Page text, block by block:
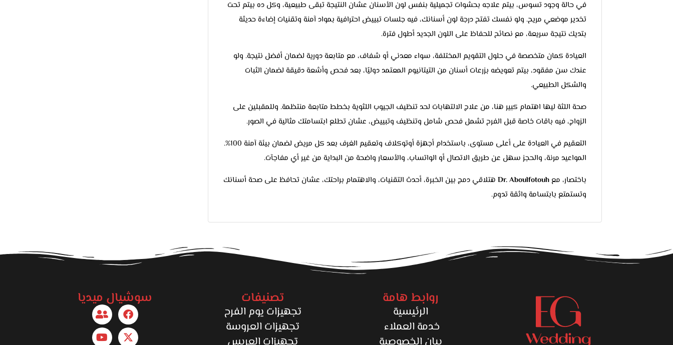
في حالة وجود تسوس، بيتم علاجه بحشوات تجميلية بنفس لون الأسنان عشان النتيجة تبقى طبيعية، وكل ده بيتم تحت
تخدير موضعي مريح. ولو نفسك تفتح درجة لون أسنانك، فيه جلسات تبييض احترافية بمواد آمنة وتقنيات إضاءة حديثة
بتديك نتيجة سريعة، مع نصائح للحفاظ على اللون الجديد أطول فترة.
العيادة كمان متخصصة في حلول التقويم المختلفة، سواء معدني أو شفاف، مع متابعة دورية لضمان أفضل نتيجة. ولو
عندك سن مفقود، بيتم تعويضه بزرعات أسنان من التيتانيوم المعتمد دوليًا، بعد فحص وأشعة دقيقة لضمان الثبات
والشكل الطبيعي.
صحة اللثة ليها اهتمام كبير هنا، من علاج الالتهابات لحد تنظيف الجيوب اللثوية بخطط متابعة منتظمة. وللمقبلين على
الزواج، فيه باقات خاصة قبل الفرح تشمل فحص شامل وتنظيف وتبييض، عشان تطلع ابتسامتك مثالية في الصور.
التعقيم في العيادة على أعلى مستوى، باستخدام أجهزة أوتوكلاف وتعقيم الغرف بعد كل مريض لضمان بيئة آمنة 100%.
المواعيد مرنة، والحجز سهل عن طريق الاتصال أو الواتساب، والأسعار واضحة من البداية من غير أي مفاجآت.
باختصار، مع Dr. Aboulfotouh هتلاقي دمج بين الخبرة، أحدث التقنيات، والاهتمام براحتك، عشان تحافظ على صحة أسنانك
وتستمتع بابتسامة واثقة تدوم.
روابط هامة
الرئيسية
خدمة العملاء
تصنيفات
تجهيزات يوم الفرح
تجهيزات العروسة
سوشيال ميديا